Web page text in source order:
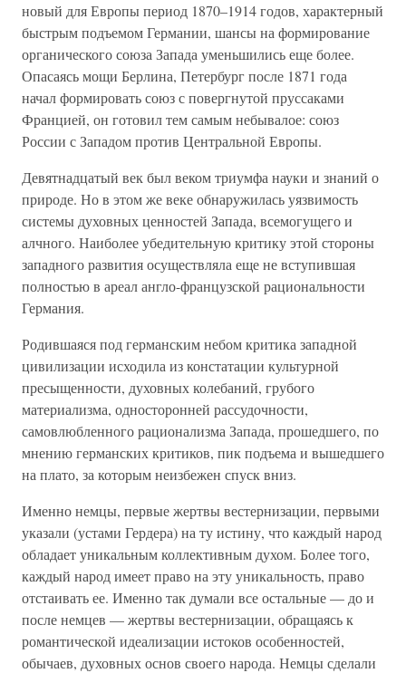
новый для Европы период 1870–1914 годов, характерный
быстрым подъемом Германии, шансы на формирование
органического союза Запада уменьшились еще более.
Опасаясь мощи Берлина, Петербург после 1871 года
начал формировать союз с повергнутой пруссаками
Францией, он готовил тем самым небывалое: союз
России с Западом против Центральной Европы.
Девятнадцатый век был веком триумфа науки и знаний о
природе. Но в этом же веке обнаружилась уязвимость
системы духовных ценностей Запада, всемогущего и
алчного. Наиболее убедительную критику этой стороны
западного развития осуществляла еще не вступившая
полностью в ареал англо-французской рациональности
Германия.
Родившаяся под германским небом критика западной
цивилизации исходила из констатации культурной
пресыщенности, духовных колебаний, грубого
материализма, односторонней рассудочности,
самовлюбленного рационализма Запада, прошедшего, по
мнению германских критиков, пик подъема и вышедшего
на плато, за которым неизбежен спуск вниз.
Именно немцы, первые жертвы вестернизации, первыми
указали (устами Гердера) на ту истину, что каждый народ
обладает уникальным коллективным духом. Более того,
каждый народ имеет право на эту уникальность, право
отстаивать ее. Именно так думали все остальные — до и
после немцев — жертвы вестернизации, обращаясь к
романтической идеализации истоков особенностей,
обычаев, духовных основ своего народа. Немцы сделали